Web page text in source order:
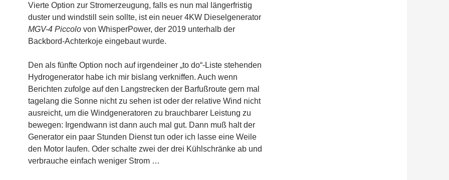
Vierte Option zur Stromerzeugung, falls es nun mal längerfristig
duster und windstill sein sollte, ist ein neuer 4KW Dieselgenerator
MGV-4 Piccolo von WhisperPower, der 2019 unterhalb der
Backbord-Achterkoje eingebaut wurde.
Den als fünfte Option noch auf irgendeiner „to do“-Liste stehenden
Hydrogenerator habe ich mir bislang verkniffen. Auch wenn
Berichten zufolge auf den Langstrecken der Barfußroute gern mal
tagelang die Sonne nicht zu sehen ist oder der relative Wind nicht
ausreicht, um die Windgeneratoren zu brauchbarer Leistung zu
bewegen: Irgendwann ist dann auch mal gut. Dann muß halt der
Generator ein paar Stunden Dienst tun oder ich lasse eine Weile
den Motor laufen. Oder schalte zwei der drei Kühlschränke ab und
verbrauche einfach weniger Strom …